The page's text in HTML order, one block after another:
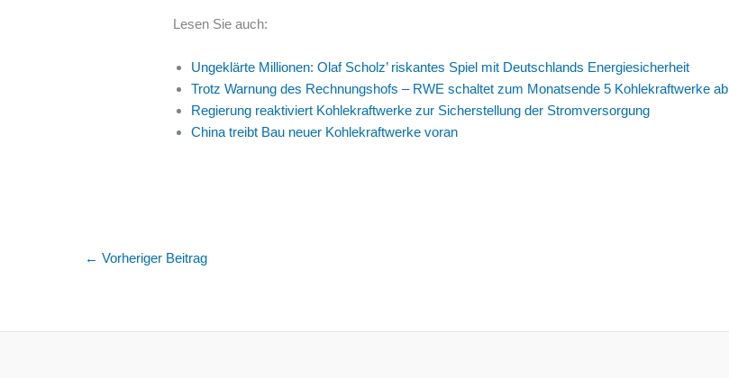
Lesen Sie auch:
Ungeklärte Millionen: Olaf Scholz’ riskantes Spiel mit Deutschlands Energiesicherheit
Trotz Warnung des Rechnungshofs – RWE schaltet zum Monatsende 5 Kohlekraftwerke ab
Regierung reaktiviert Kohlekraftwerke zur Sicherstellung der Stromversorgung
China treibt Bau neuer Kohlekraftwerke voran
← Vorheriger Beitrag